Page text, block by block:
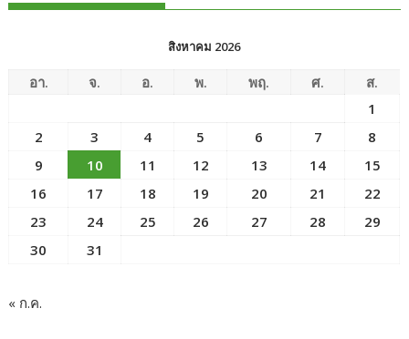
สิงหาคม 2026
อา. จ. อ. พ. พฤ. ศ.
ส.
1
2
3 4 5 6 7
8
9
10 11 12 13 14
15
16
17 18 19 20 21
22
23
24 25 26 27 28
29
30
31
« ก.ค.